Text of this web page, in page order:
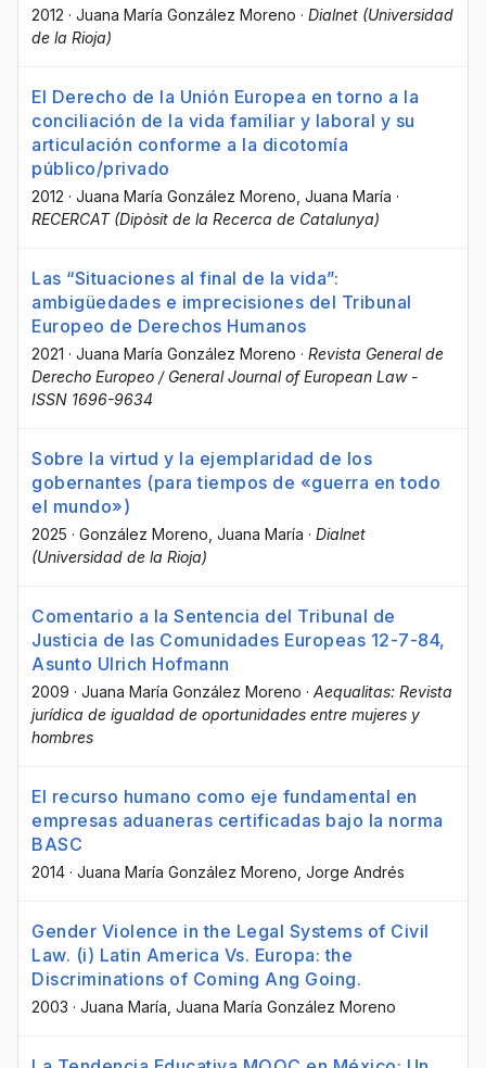
2012 · Juana María González Moreno · Dialnet (Universidad
de la Rioja)
El Derecho de la Unión Europea en torno a la
conciliación de la vida familiar y laboral y su
articulación conforme a la dicotomía
público/privado
2012 · Juana María González Moreno , Juana María ·
RECERCAT (Dipòsit de la Recerca de Catalunya)
Las “Situaciones al final de la vida”:
ambigüedades e imprecisiones del Tribunal
Europeo de Derechos Humanos
2021 · Juana María González Moreno · Revista General de
Derecho Europeo / General Journal of European Law -
ISSN 1696-9634
Sobre la virtud y la ejemplaridad de los
gobernantes (para tiempos de «guerra en todo
el mundo»)
2025 · González Moreno, Juana María · Dialnet
(Universidad de la Rioja)
Comentario a la Sentencia del Tribunal de
Justicia de las Comunidades Europeas 12-7-84,
Asunto Ulrich Hofmann
2009 · Juana María González Moreno · Aequalitas: Revista
jurídica de igualdad de oportunidades entre mujeres y
hombres
El recurso humano como eje fundamental en
empresas aduaneras certificadas bajo la norma
BASC
2014 · Juana María González Moreno , Jorge Andrés
Gender Violence in the Legal Systems of Civil
Law. (i) Latin America Vs. Europa: the
Discriminations of Coming Ang Going.
2003 · Juana María , Juana María González Moreno